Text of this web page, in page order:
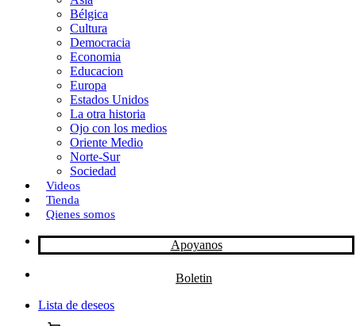
i
r
Bélgica
Cultura
Democracia
Economia
Educacion
Europa
Estados Unidos
La otra historia
Ojo con los medios
Oriente Medio
Norte-Sur
Sociedad
Videos
Tienda
Qienes somos
Apoyanos
Boletin
Lista de deseos